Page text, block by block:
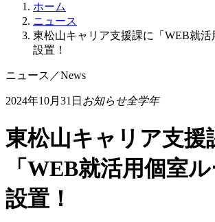
ホーム
ニュース
東松山キャリア支援課に「WEB就
設置！
ニュース ／News
2024年10月31日 お知らせ全学年
東松山キャリア支援
「WEB就活用個室
設置！